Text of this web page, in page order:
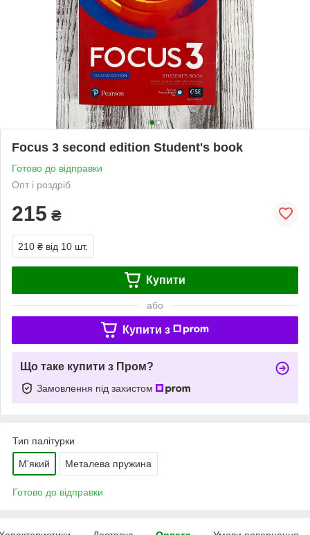
Focus 3 second edition Student's book
Готово до відправки
Опт і роздріб
215 ₴
210 ₴ від 10 шт.
Купити
або
Купити з
Що таке купити з Пром?
Замовлення під захистом
Тип палітурки
М'який Металева пружина
Готово до відправки